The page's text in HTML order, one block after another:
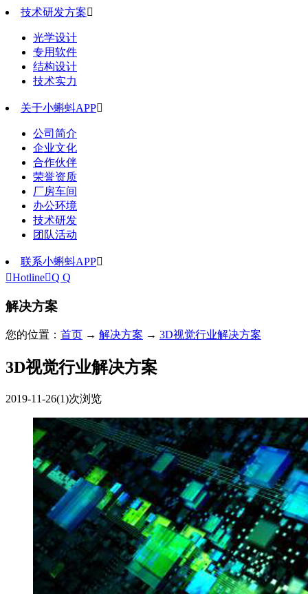
技术研发方案
光学设计
专用软件
结构设计
技术实力
关于小蝌蚪APP
公司简介
企业文化
合作伙伴
荣誉资质
厂房车间
办公环境
技术研发
团队活动
联系小蝌蚪APP
HotlineQ Q
解决方案
您的位置： 首页 → 解决方案 → 3D视觉行业解决方案
3D视觉行业解决方案
2019-11-26(1)次浏览